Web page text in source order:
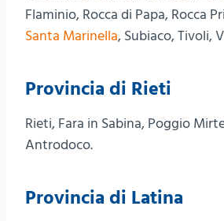
Flaminio, Rocca di Papa, Rocca
Santa Marinella, Subiaco, Tivoli,
Provincia di Rieti
Rieti, Fara in Sabina, Poggio
Antrodoco.
Provincia di Latina